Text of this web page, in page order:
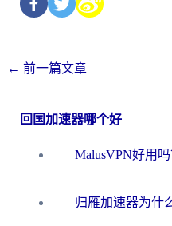
← 前一篇文章
回国加速器哪个好